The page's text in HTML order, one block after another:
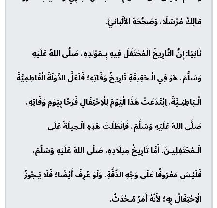
مَالِكٌ مُرْسَلًا، وَصَحَّحَهُ الأَلْبَانيُّ.
ثَانِيًا: إِنَّ التَّارِيخَ الْمُحْتَفَلَ فِيهِ بِـمَوْلِدِهِ، صَلَّى اللهُ عَلَيْهِ
وَسَلَّمَ، هُوَ فِي الْـحَقِيقَةِ تَارِيخُ وَفَاتِهِ؛ فَلَعَلَّ الدَّوْلَةَ الْفَاطِمِيَّةَ
الْـبَاطِنِـيَّةَ، اِبْتَدَعَتْ هَذَا الْيَوْمَ لِلْاِحْتِفَالِ فَرَحًا بِيَوْمِ وَفَاتِهِ،
صَلَّى اللهُ عَلَيْهِ وَسَلَّمَ، فَاِنْطَلَتْ هَذِهِ الْـحِيلَةُ عَلَى
الْـمُحْتَفِلِيـنَ. أَمَّا تَارِيخُ مِيلَادِهِ، صَلَّى اللهُ عَلَيْهِ وَسَلَّمَ،
فَلَيْسَ مَعْرُوفًا عَلَى وَجْهِ الدِّقَّةِ، وَلَوْ عُرِفَ أَيْضًا؛ فَلَا يَـجُوزُ
الْاِحْتِفَالُ بِهِ؛ لأَنَّهُ أَمْرٌ مُـحْدَثٌ.